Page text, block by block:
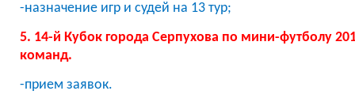
-назначение игр и судей на 13 тур;
5. 14-й Кубок города Серпухова по мини-футболу
команд.
-прием заявок.